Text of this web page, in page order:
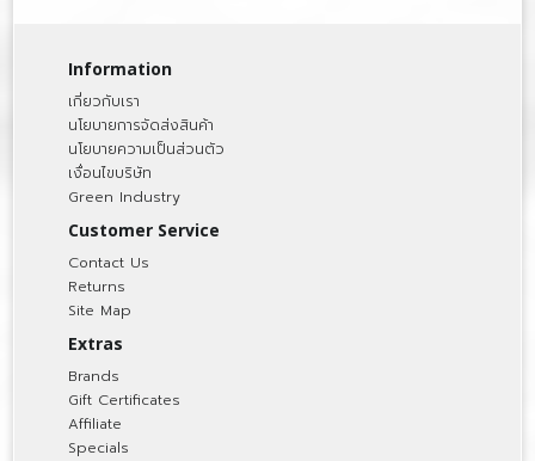
Information
เกี่ยวกับเรา
นโยบายการจัดส่งสินค้า
นโยบายความเป็นส่วนตัว
เงื่อนไขบริษัท
Green Industry
Customer Service
Contact Us
Returns
Site Map
Extras
Brands
Gift Certificates
Affiliate
Specials